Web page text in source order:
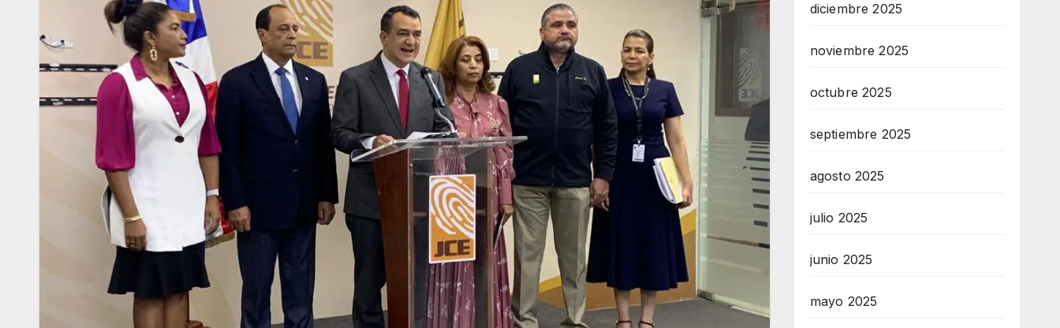
diciembre 2025
noviembre 2025
octubre 2025
septiembre 2025
agosto 2025
julio 2025
junio 2025
mayo 2025